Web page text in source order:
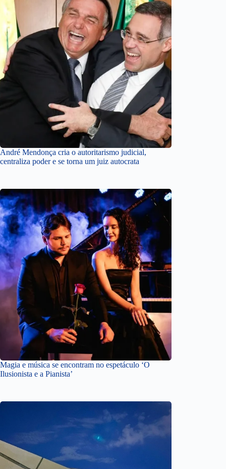
André Mendonça cria o autoritarismo judicial,
centraliza poder e se torna um juiz autocrata
Magia e música se encontram no espetáculo ‘O
Ilusionista e a Pianista’